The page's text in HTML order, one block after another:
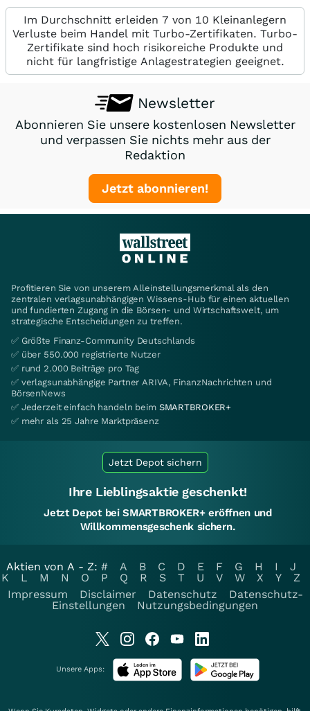
Im Durchschnitt erleiden 7 von 10 Kleinanlegern
Verluste beim Handel mit Turbo-Zertifikaten. Turbo-
Zertifikate sind hoch risikoreiche Produkte und
nicht für langfristige Anlagestrategien geeignet.
Newsletter
Abonnieren Sie unsere kostenlosen Newsletter
und verpassen Sie nichts mehr aus der
Redaktion
Jetzt abonnieren!
Profitieren Sie von unserem Alleinstellungsmerkmal als den
zentralen verlagsunabhängigen Wissens-Hub für einen aktuellen
und fundierten Zugang in die Börsen- und Wirtschaftswelt, um
strategische Entscheidungen zu treffen.
✅ Größte Finanz-Community Deutschlands
✅ über 550.000 registrierte Nutzer
✅ rund 2.000 Beiträge pro Tag
✅ verlagsunabhängige Partner ARIVA, FinanzNachrichten und
BörsenNews
✅ Jederzeit einfach handeln beim SMARTBROKER+
✅ mehr als 25 Jahre Marktpräsenz
Jetzt Depot sichern
Ihre Lieblingsaktie geschenkt!
Jetzt Depot bei SMARTBROKER+ eröffnen und
Willkommensgeschenk sichern.
Aktien von A - Z: # A B C D E F G H I
J
K
L M N O P Q R S T U V W X Y
Z
Impressum
Disclaimer Datenschutz
Datenschutz-
Einstellungen
Nutzungsbedingungen
Unsere Apps: